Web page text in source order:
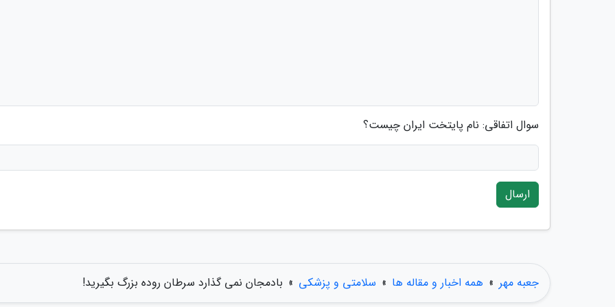
سوال اتفاقی: نام پایتخت ایران چیست؟
ارسال
جعبه مهر » همه اخبار و مقاله ها » سلامتی و پزشکی » بادمجان نمی گذارد سرطان روده بزرگ بگیرید!